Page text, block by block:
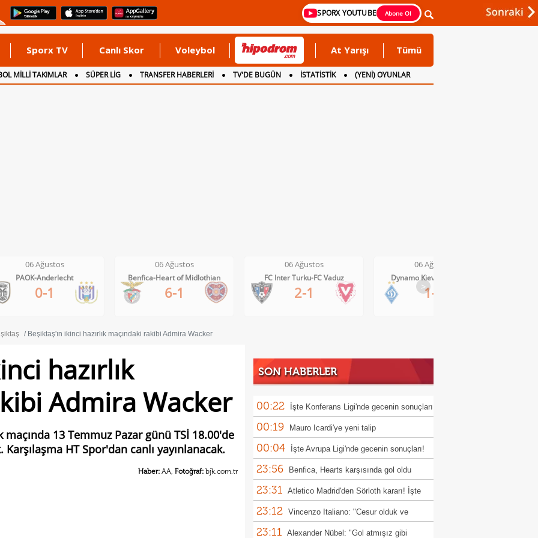
SPORX YOUTUBE Abone Ol
Sporx TV Canlı Skor Voleybol At Yarışı Tümü
MİLLİ TAKIMLAR SÜPER LİG TRANSFER HABERLERİ TV'DE BUGÜN İSTATİSTİK
(YENİ) OYUNLAR
Benfica-Heart of Midlothian
6-1
FC Inter Turku-FC Vaduz
2-1
Dynamo Kiev-Qarabag FK
1-0
FC Twente-Dunajska Streda
>
Beşiktaş'ın ikinci hazırlık maçındaki rakibi Admira Wacker
hazırlık
Admira Wacker
maçında 13 Temmuz Pazar günü TSİ 18.00'de
HT Spor'dan canlı yayınlanacak.
Haber: AA, Fotoğraf: bjk.com.tr
SON HABERLER
00:22 İşte Konferans Ligi'nde gecenin sonuçları
00:19 Mauro Icardi'ye yeni talip
00:04 İşte Avrupa Ligi'nde gecenin sonuçları!
23:56 Benfica, Hearts karşısında gol oldu
yağdı!
23:31 Atletico Madrid'den Sörloth kararı! İşte
istenen rakam
23:12 Vincenzo Italiano: "Cesur olduk ve
kazandık"
23:11 Alexander Nübel: "Gol atmışız gibi